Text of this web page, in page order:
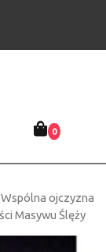
0
ojczyzna
Masywu Ślęży